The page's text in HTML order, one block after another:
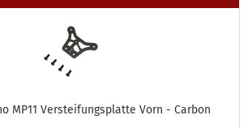
MP11 Versteifungsplatte Vorn - Carbon